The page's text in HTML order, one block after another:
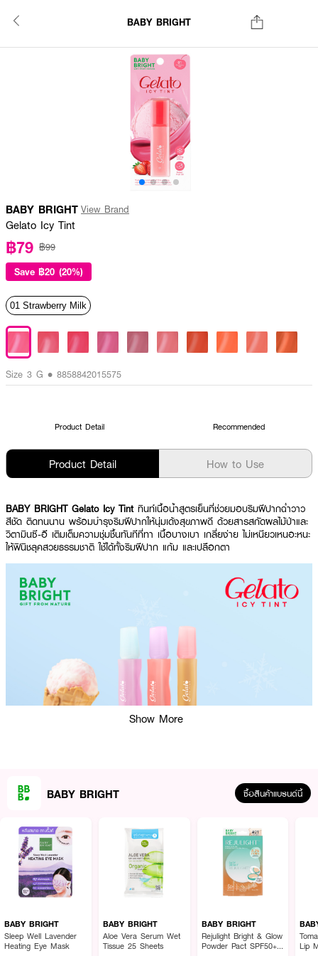
BABY BRIGHT
BABY BRIGHT View Brand
Gelato Icy Tint
฿79 ฿99
Save ฿20 (20%)
01 Strawberry Milk
Size 3 G • 8858842015575
Product Detail Recommended
Product Detail How to Use
BABY BRIGHT Gelato Icy Tint ทินท์เนื้อน้ำสูตรเย็นที่ช่วยมอบริมฝีปากฉ่ำวาว
สีชัด ติดทนนาน พร้อมบำรุงริมฝีปากให้นุ่มเด้งสุขภาพดี ด้วยสารสกัดผลไม้ป่าและ
วิตามินซี-อี เติมเต็มความชุ่มชื้นทันทีที่ทา เนื้อบางเบา เกลี่ยง่าย ไม่เหนียวเหนอะหนะ
ให้ฟินิชลุคสวยธรรมชาติ ใช้ได้ทั้งริมฝีปาก แก้ม และเปลือกตา
ผลลัพธ์ที่ได้:
เทคโนโลยี Glycofilm ที่ช่วยเคลือบปกป้องริมฝีปากจากมลภาวะในแต่ละวัน เติมเต็ม
ความชุ่มชื้นล้ำลึกจาก Fruit Of The Forest Oil ที่อุดมไปด้วยสารสกัดสตรอว์
เบอร์รี่ แบล็กเบอร์รี่ ราสเบอร์รี่ และน้ำมันดอกทานตะวัน ผสานวิตามินซีและอีในรูป
Show More
BABY BRIGHT ซื้อสินค้าแบรนด์นี้
BABY BRIGHT
Sleep Well Lavender
Heating Eye Mask
BABY BRIGHT
Aloe Vera Serum Wet
Tissue 25 Sheets
BABY BRIGHT
Rejulight Bright & Glow
Powder Pact SPF50+
Lip